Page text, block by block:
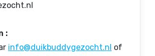
:
info@duikbuddygezocht.nl of